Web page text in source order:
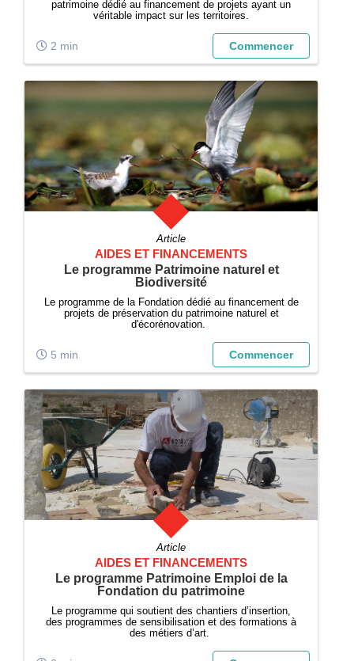
patrimoine dédié au financement de projets ayant un
véritable impact sur les territoires.
2 min Commencer
Article
AIDES ET FINANCEMENTS
Le programme Patrimoine naturel et
Biodiversité
Le programme de la Fondation dédié au financement de
projets de préservation du patrimoine naturel et
d'écorénovation.
5 min Commencer
Article
AIDES ET FINANCEMENTS
Le programme Patrimoine Emploi de la
Fondation du patrimoine
Le programme qui soutient des chantiers d’insertion,
des programmes de sensibilisation et des formations à
des métiers d’art.